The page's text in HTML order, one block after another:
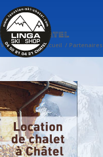
CHALETCHATEL
Vous êtes ici : Accueil / Partenaires